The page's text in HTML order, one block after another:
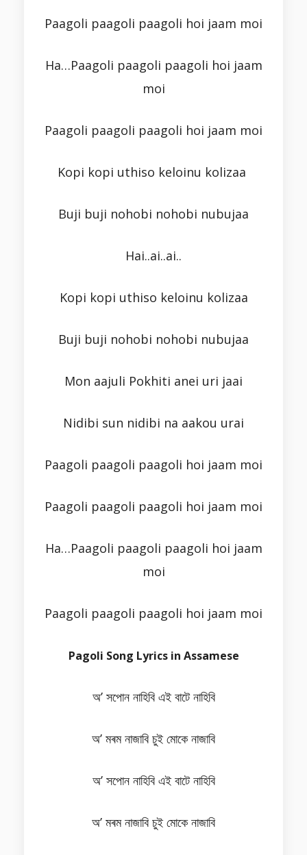
Paagoli paagoli paagoli hoi jaam moi
Ha…Paagoli paagoli paagoli hoi jaam
moi
Paagoli paagoli paagoli hoi jaam moi
Kopi kopi uthiso keloinu kolizaa
Buji buji nohobi nohobi nubujaa
Hai..ai..ai..
Kopi kopi uthiso keloinu kolizaa
Buji buji nohobi nohobi nubujaa
Mon aajuli Pokhiti anei uri jaai
Nidibi sun nidibi na aakou urai
Paagoli paagoli paagoli hoi jaam moi
Paagoli paagoli paagoli hoi jaam moi
Ha…Paagoli paagoli paagoli hoi jaam
moi
Paagoli paagoli paagoli hoi jaam moi
Pagoli Song Lyrics in Assamese
অʼ সপোন নাহিবি এই বাটে নাহিবি
অʼ মৰম নাজাবি চুই মোকে নাজাবি
অʼ সপোন নাহিবি এই‌ বাটে নাহিবি
অʼ মৰম নাজাবি চুই মোকে নাজাবি